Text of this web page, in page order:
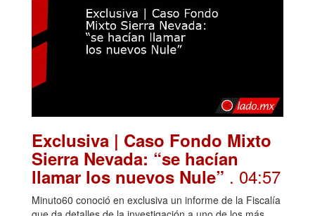
Exclusiva | Caso Fondo Mixto
Sierra Nevada: “se hacían
llamar los nuevos Nule” . 04:57
Minuto60 conoció en exclusiva un informe de la Fiscalía